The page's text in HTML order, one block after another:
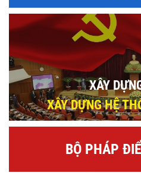
XÂY
XÂY DỰNG HỆ
BỘ PHÁP